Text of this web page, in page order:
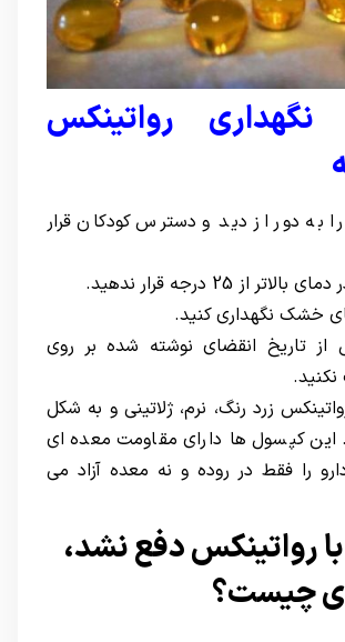
نگهداری رواتینکس
به دور از دید و دسترس کودکان قرار
از 25 درجه قرار ندهید.
خشک نگهداری کنید.
تاریخ انقضای نوشته شده بر روی
زرد رنگ، نرم، ژلاتینی و به شکل
این کپسول ها دارای مقاومت معده ای
را فقط در روده و نه معده آزاد می
رواتینکس دفع نشد،
چیست؟